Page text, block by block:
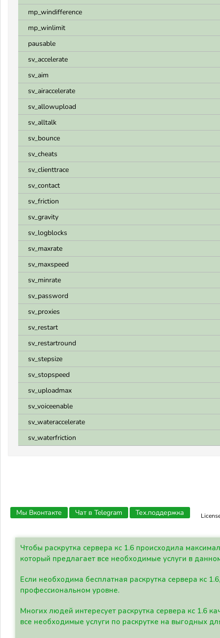
mp_windifference
mp_winlimit
pausable
sv_accelerate
sv_aim
sv_airaccelerate
sv_allowupload
sv_alltalk
sv_bounce
sv_cheats
sv_clienttrace
sv_contact
sv_friction
sv_gravity
sv_logblocks
sv_maxrate
sv_maxspeed
sv_minrate
sv_password
sv_proxies
sv_restart
sv_restartround
sv_stepsize
sv_stopspeed
sv_uploadmax
sv_voiceenable
sv_wateraccelerate
sv_waterfriction
Мы Вконтакте Чат в Telegram Тех.поддержка
Чтобы раскрутка сервера кс 1.6 происходила
который предлагает все необходимые услуги в
Если необходима бесплатная раскрутка сервера кс
профессиональном уровне.
Многих людей интересует раскрутка сервера кс 1.6
все необходимые услуги по раскрутке на выгодных